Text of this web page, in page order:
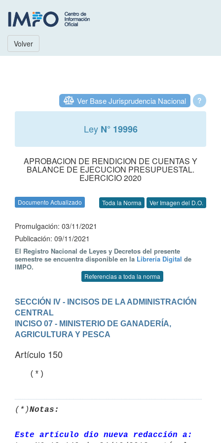
Volver
?
Ver Base Jurisprudencia Nacional
Ley N° 19996
APROBACION DE RENDICION DE CUENTAS Y
BALANCE DE EJECUCION PRESUPUESTAL.
EJERCICIO 2020
Documento Actualizado Toda la Norma Ver Imagen del D.O.
Promulgación: 03/11/2021
Publicación: 09/11/2021
El Registro Nacional de Leyes y Decretos del presente
semestre se encuentra disponible en la Librería Digital de
IMPO.
Referencias a toda la norma
SECCIÓN IV - INCISOS DE LA ADMINISTRACIÓN
CENTRAL
INCISO 07 - MINISTERIO DE GANADERÍA,
AGRICULTURA Y PESCA
Artículo 150
   (*)
(*)Notas:
Este artículo dio nueva redacción a: